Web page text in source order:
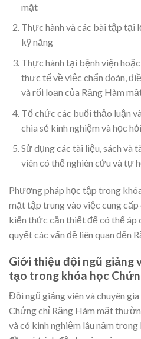
mặt
Thực hành và các bài tập tại
kỹ năng
Thực hành tại bệnh viện
thực tế về việc chẩn đoán,
và rối loạn của Răng Hàm
Tổ chức các buổi thảo luận
chia sẻ kinh nghiệm và học
Sử dụng các tài liệu, sách và
viên có thể nghiên cứu và tự
Phương pháp học tập trong
mặt tập trung vào việc cung cấp
kiến thức cần thiết để có thể áp
quyết các vấn đề liên quan đến
Giới thiệu đội ngũ giảng
tạo trong khóa học
Đội ngũ giảng viên và chuyên
Chứng chỉ Răng Hàm mặt
và có kinh nghiệm lâu năm